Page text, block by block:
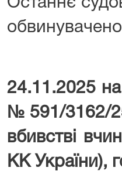
Останнє
24.11.2025
№591/3162/
вбивстві
КК України),